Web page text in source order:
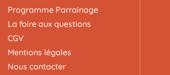
Programme Parrainage
La foire aux questions
CGV
Mentions légales
Nous contacter